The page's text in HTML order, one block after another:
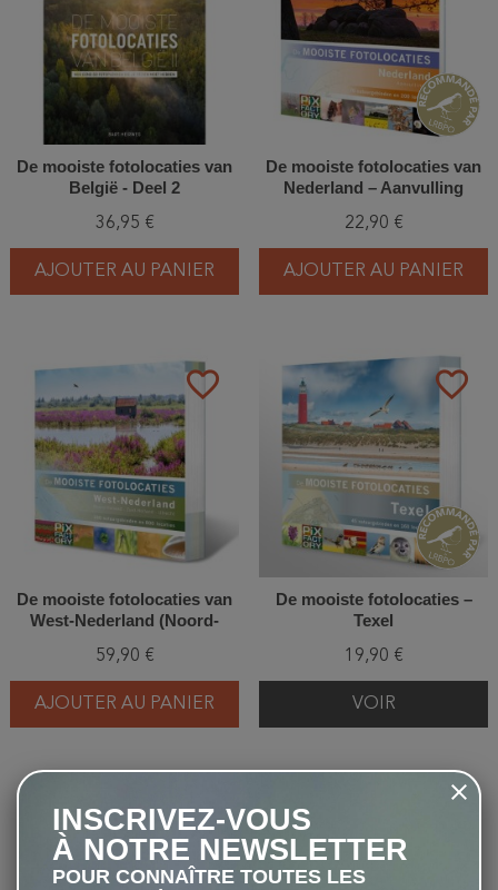
De mooiste fotolocaties van
België - Deel 2
36,95 €
AJOUTER AU PANIER
De mooiste fotolocaties van
Nederland – Aanvulling
22,90 €
AJOUTER AU PANIER
favorite_border
De mooiste fotolocaties van
West-Nederland (Noord-
Utrecht)
59,90 €
AJOUTER AU PANIER
favorite_border
De mooiste fotolocaties –
Texel
19,90 €
VOIR
favorite_border
INSCRIVEZ-VOUS
À NOTRE NEWSLETTER
POUR CONNAÎTRE TOUTES LES